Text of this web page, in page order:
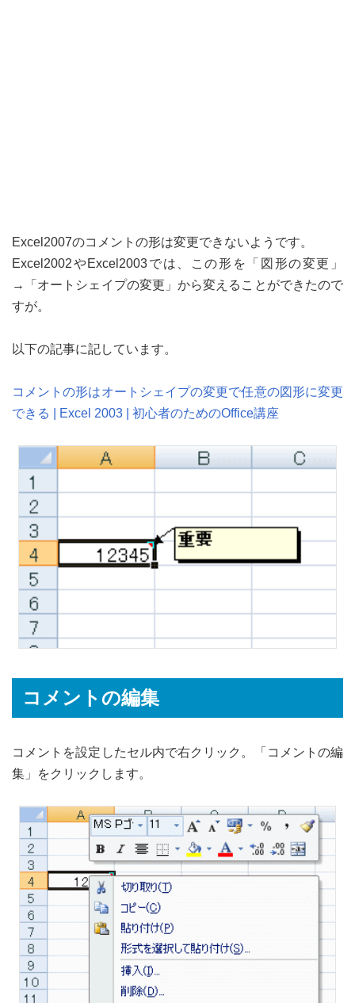
Excel2007のコメントの形は変更できないようです。
Excel2002やExcel2003では、この形を「図形の変更」
→「オートシェイプの変更」から変えることができたので
すが。
以下の記事に記しています。
コメントの形はオートシェイプの変更で任意の図形に変更
できる | Excel 2003 | 初心者のためのOffice講座
コメントの編集
コメントを設定したセル内で右クリック。「コメントの編
集」をクリックします。